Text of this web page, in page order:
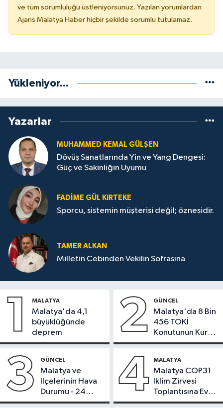
ve tüm sorumluluğu üstleniyorsunuz. Yazılan yorumlardan
Ajans Malatya Haber hiçbir şekilde sorumlu tutulamaz.
Yükleniyor...
Yazarlar
MUHAMMED KEMAL GÜLŞEN
Dövüş Sanatlarında Yin ve Yang Dengesi:
Güç ve Sakinliğin Uyumu
FADIME GÜL KIRTEKE
Sporcu, sistemin müşterisi değil; öznesidir.
TAMER ALKAN
Milletin Cebinden Vekilin Sofrasına
1 MALATYA
Malatya'da 4,1
büyüklüğünde
deprem
2 GÜNCEL
Malatya'da 8 Bin
456 TOKİ
Konutunun Kurası
Bugün Çekiliyor
3 GÜNCEL
Malatya ve
İlçelerinin Hava
Durumu - 24
Temmuz 2026
4 MALATYA
Malatya COP31
İklim Zirvesi
Toplantısına Ev
Sahipliği Yaptı